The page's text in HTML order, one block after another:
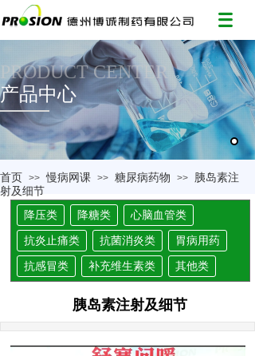
PRODUCT CENTER
产品中心
首页 >> 慢病网课 >> 糖尿病药物 >>
胰岛素注
射及细节
降压类
降糖类
心脑血管类
抗炎止痛类
抗菌消炎类
胃病用药
抗感冒类
补充维生素类 其他类
胰岛素注射及细节